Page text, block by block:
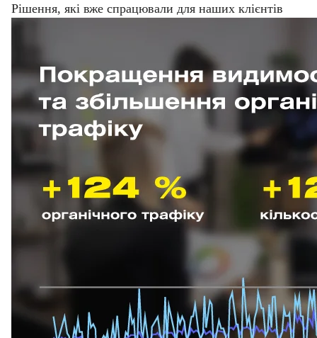
Рішення, які вже спрацювали для наших клієнтів